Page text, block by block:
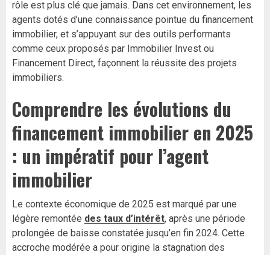
rôle est plus clé que jamais. Dans cet environnement, les
agents dotés d’une connaissance pointue du financement
immobilier, et s’appuyant sur des outils performants
comme ceux proposés par Immobilier Invest ou
Financement Direct, façonnent la réussite des projets
immobiliers.
Comprendre les évolutions du
financement immobilier en 2025
: un impératif pour l’agent
immobilier
Le contexte économique de 2025 est marqué par une
légère remontée des taux d’intérêt, après une période
prolongée de baisse constatée jusqu’en fin 2024. Cette
accroche modérée a pour origine la stagnation des